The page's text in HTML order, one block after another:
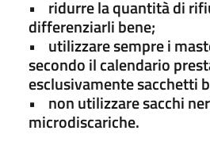
• ridurre la quantità di
differenziarli bene;
• utilizzare sempre i
secondo il calendario
esclusivamente sacchetti
• non utilizzare sacchi
microdiscariche.